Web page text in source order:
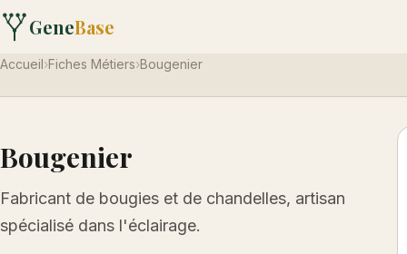
GeneBase
Accueil›Fiches Métiers›Bougenier
Bougenier
Fabricant de bougies et de chandelles, artisan
spécialisé dans l'éclairage.